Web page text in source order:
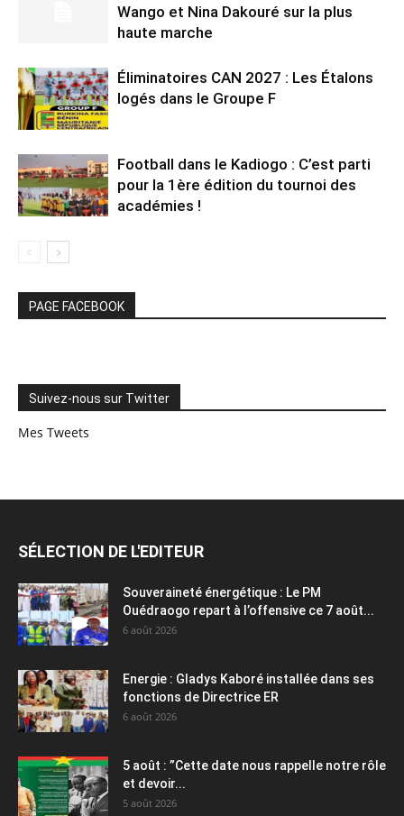
Wango et Nina Dakouré sur la plus
haute marche
Éliminatoires CAN 2027 : Les Étalons
logés dans le Groupe F
Football dans le Kadiogo : C’est parti
pour la 1ère édition du tournoi des
académies !
PAGE FACEBOOK
Suivez-nous sur Twitter
Mes Tweets
SÉLECTION DE L'EDITEUR
Souveraineté énergétique : Le PM
Ouédraogo repart à l’offensive ce 7 août...
6 août 2026
Energie : Gladys Kaboré installée dans ses
fonctions de Directrice ER
6 août 2026
5 août : ”Cette date nous rappelle notre rôle
et devoir...
5 août 2026